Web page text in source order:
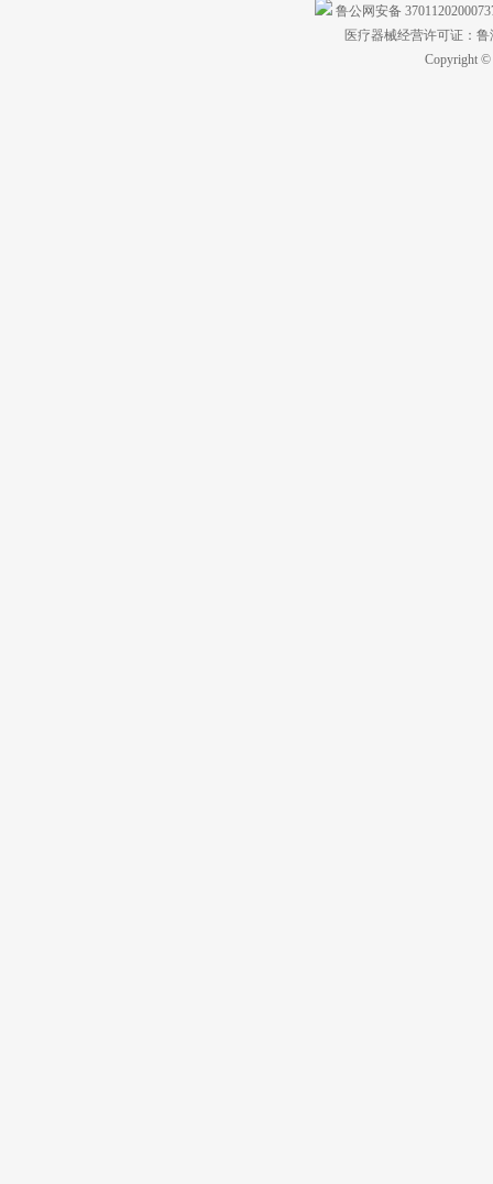
鲁公网安备
医疗器械经营许可证：
Copyright